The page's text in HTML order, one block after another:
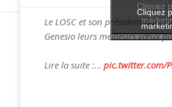
Le LOSC et son président
Genesio leurs meilleurs vœux
Lire la suite :… pic.twitter.com/
Cliquez
Cliquez